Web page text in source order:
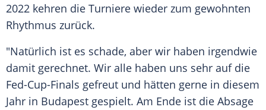
2022 kehren die Turniere wieder zum gewohnten
Rhythmus zurück.
"Natürlich ist es schade, aber wir haben irgendwie
damit gerechnet. Wir alle haben uns sehr auf die
Fed-Cup-Finals gefreut und hätten gerne in diesem
Jahr in Budapest gespielt. Am Ende ist die Absage